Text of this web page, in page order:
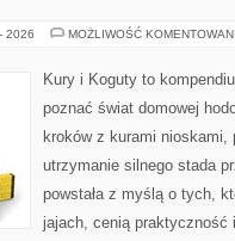
2026 MOŻLIWOŚĆ
Kury i Koguty to
poznać świat domowej
kroków z kurami
utrzymanie silnego stada
powstała z myślą o tych,
jajach, cenią praktyczność